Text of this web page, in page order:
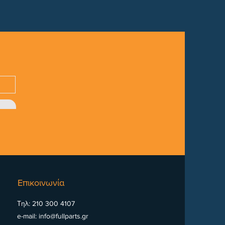
Επικοινωνία
Τηλ: 210 300 4107
e-mail: info@fullparts.gr